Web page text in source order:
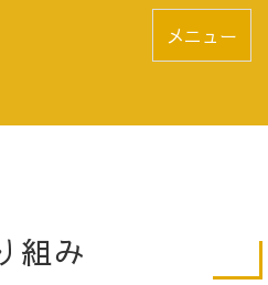
メニュー
組み